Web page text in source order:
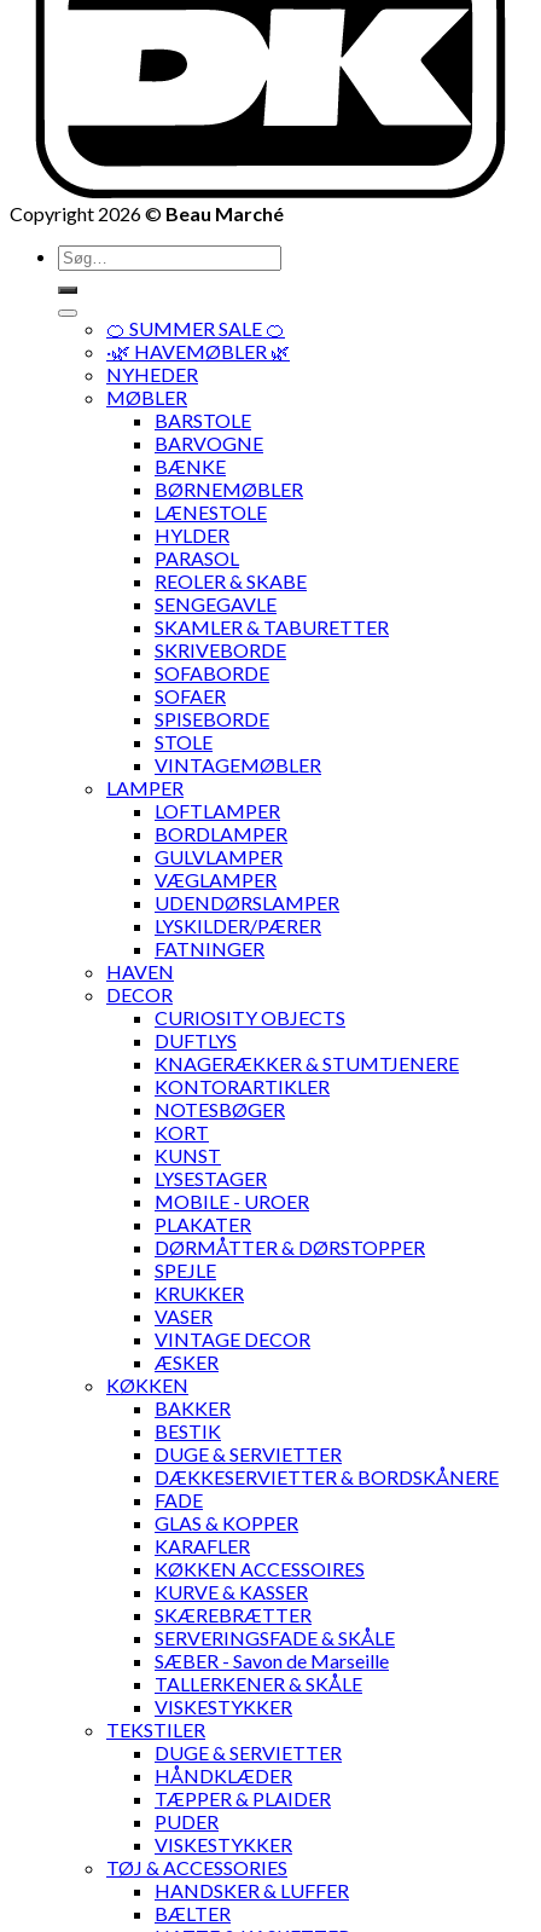
Copyright 2026 © Beau Marché
Søg
efter:
🍊 SUMMER SALE 🍊
·🌿 HAVEMØBLER 🌿
NYHEDER
MØBLER
BARSTOLE
BARVOGNE
BÆNKE
BØRNEMØBLER
LÆNESTOLE
HYLDER
PARASOL
REOLER & SKABE
SENGEGAVLE
SKAMLER & TABURETTER
SKRIVEBORDE
SOFABORDE
SOFAER
SPISEBORDE
STOLE
VINTAGEMØBLER
LAMPER
LOFTLAMPER
BORDLAMPER
GULVLAMPER
VÆGLAMPER
UDENDØRSLAMPER
LYSKILDER/PÆRER
FATNINGER
HAVEN
DECOR
CURIOSITY OBJECTS
DUFTLYS
KNAGERÆKKER & STUMTJENERE
KONTORARTIKLER
NOTESBØGER
KORT
KUNST
LYSESTAGER
MOBILE - UROER
PLAKATER
DØRMÅTTER & DØRSTOPPER
SPEJLE
KRUKKER
VASER
VINTAGE DECOR
ÆSKER
KØKKEN
BAKKER
BESTIK
DUGE & SERVIETTER
DÆKKESERVIETTER & BORDSKÅNERE
FADE
GLAS & KOPPER
KARAFLER
KØKKEN ACCESSOIRES
KURVE & KASSER
SKÆREBRÆTTER
SERVERINGSFADE & SKÅLE
SÆBER - Savon de Marseille
TALLERKENER & SKÅLE
VISKESTYKKER
TEKSTILER
DUGE & SERVIETTER
HÅNDKLÆDER
TÆPPER & PLAIDER
PUDER
VISKESTYKKER
TØJ & ACCESSORIES
HANDSKER & LUFFER
BÆLTER